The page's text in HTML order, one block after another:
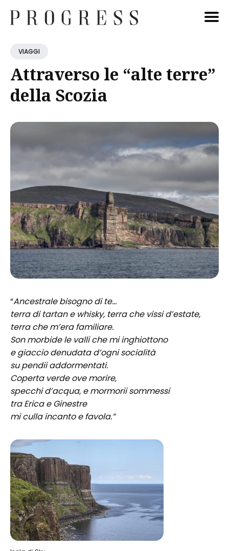
Cerca
VIAGGI
Attraverso le “alte terre”
della Scozia
“Ancestrale bisogno di te…
terra di tartan e whisky, terra che vissi d’estate,
terra che m’era familiare.
Son morbide le valli che mi inghiottono
e giaccio denudata d’ogni socialità
su pendii addormentati.
Coperta verde ove morire,
specchi d’acqua, e mormorii sommessi
tra Erica e Ginestre
mi culla incanto e favola.”